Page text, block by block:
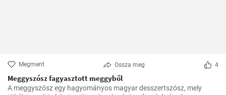
Megment Ossza meg 4
Meggyszósz fagyasztott meggyből
A meggyszósz egy hagyományos magyar desszertszósz, mely